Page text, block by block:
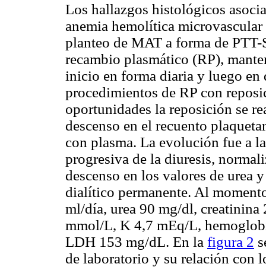
Los hallazgos histológicos
anemia hemolítica
planteo de MAT a forma de
recambio plasmático (RP),
inicio en forma diaria y luego en
procedimientos de RP con
oportunidades la reposición se
descenso en el recuento
con plasma. La evolución fue a
progresiva de la diuresis,
descenso en los valores de urea
dialítico permanente. Al
ml/día, urea 90 mg/dl,
mmol/L, K 4,7 mEq/L,
LDH 153 mg/dL. En la figura 2
de laboratorio y su relación con